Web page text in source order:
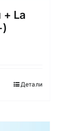
+ La
Детали